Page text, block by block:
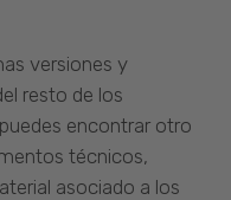
versiones y
resto de los
encontrar otro
técnicos,
asociado a los